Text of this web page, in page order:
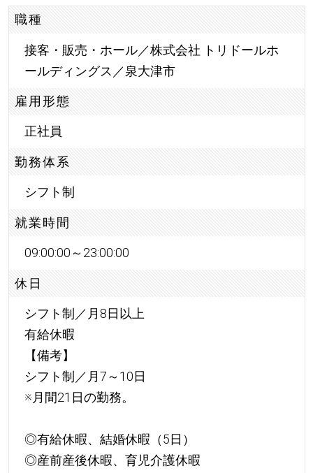
職種
接客・販売・ホール／株式会社 トリドールホ
ールディングス／泉大津市
雇用形態
正社員
勤務体系
シフト制
就業時間
09:00:00～23:00:00
休日
シフト制／月8日以上
有給休暇
【備考】
シフト制／月7～10日
※月間21日の勤務。
◎有給休暇、結婚休暇（5日）
◎産前産後休暇、育児介護休暇